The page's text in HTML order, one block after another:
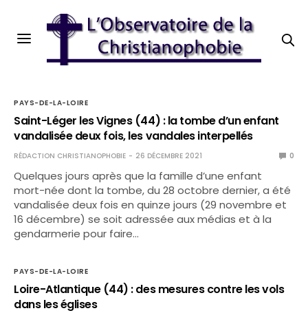
PAYS-DE-LA-LOIRE
Saint-Léger les Vignes (44) : la tombe d’un enfant
vandalisée deux fois, les vandales interpellés
RÉDACTION CHRISTIANOPHOBIE 26 DÉCEMBRE 2021 0
Quelques jours après que la famille d’une enfant
mort-née dont la tombe, du 28 octobre dernier, a été
vandalisée deux fois en quinze jours (29 novembre et
16 décembre) se soit adressée aux médias et à la
gendarmerie pour faire…
PAYS-DE-LA-LOIRE
Loire-Atlantique (44) : des mesures contre les vols
dans les églises